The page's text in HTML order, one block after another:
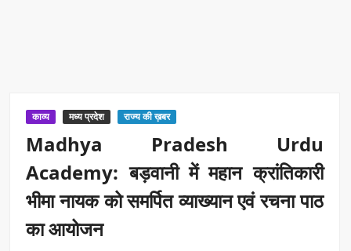
काव्य मध्य प्रदेश राज्य की ख़बर
Madhya Pradesh Urdu
Academy: बड़वानी में महान क्रांतिकारी
भीमा नायक को समर्पित व्याख्यान एवं रचना पाठ
का आयोजन